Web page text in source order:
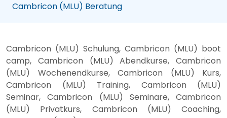
Cambricon (MLU) Beratung
Cambricon (MLU) Schulung, Cambricon (MLU) boot
camp, Cambricon (MLU) Abendkurse, Cambricon
(MLU) Wochenendkurse, Cambricon (MLU) Kurs,
Cambricon (MLU) Training, Cambricon (MLU)
Seminar, Cambricon (MLU) Seminare, Cambricon
(MLU) Privatkurs, Cambricon (MLU) Coaching,